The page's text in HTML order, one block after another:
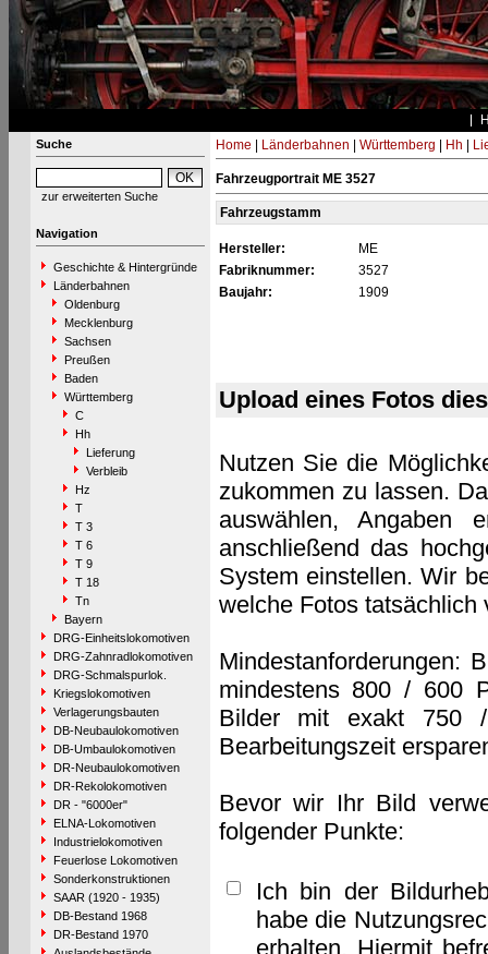
Suche
zur erweiterten Suche
Navigation
Geschichte & Hintergründe
Länderbahnen
Oldenburg
Mecklenburg
Sachsen
Preußen
Baden
Württemberg
C
Hh
Lieferung
Verbleib
Hz
T
T 3
T 6
T 9
T 18
Tn
Bayern
DRG-Einheitslokomotiven
DRG-Zahnradlokomotiven
DRG-Schmalspurlok.
Kriegslokomotiven
Verlagerungsbauten
DB-Neubaulokomotiven
DB-Umbaulokomotiven
DR-Neubaulokomotiven
DR-Rekolokomotiven
DR - "6000er"
ELNA-Lokomotiven
Industrielokomotiven
Feuerlose Lokomotiven
Sonderkonstruktionen
SAAR (1920 - 1935)
DB-Bestand 1968
DR-Bestand 1970
Home Länderbahnen Württemberg Hh
Fahrzeugportrait ME 3527
Fahrzeugstamm
Hersteller:
ME
Fabriknummer:
3527
Baujahr:
1909
Upload eines Fotos
Nutzen Sie die
zukommen zu lassen.
auswählen, Angaben
anschließend das
System einstellen. Wir
welche Fotos tatsächlich
Mindestanforderungen:
mindestens 800 / 600
Bilder mit exakt 750
Bearbeitungszeit
Bevor wir Ihr Bild
folgender Punkte:
Ich bin der
habe die
erhalten. Hiermit